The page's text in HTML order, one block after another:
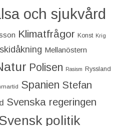
och sjukvård
Klimatfrågor Konst Krig
Mellanöstern
Polisen Rasism Ryssland
Spanien Stefan
Svenska regeringen
politik